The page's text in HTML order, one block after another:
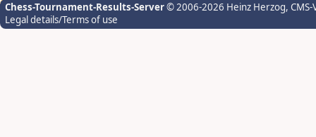
Chess-Tournament-Results-Server© 2006-2026 Heinz Herzog,
Legal details/Terms of use